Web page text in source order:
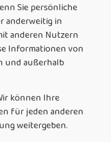
Sie persönliche
anderweitig in
anderen Nutzern
Informationen von
und außerhalb
können Ihre
für jeden anderen
weitergeben.